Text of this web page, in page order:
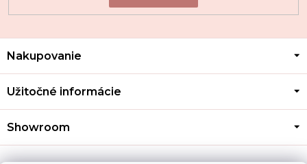
Z
p
t
Nakupovanie
Užitočné informácie
Showroom